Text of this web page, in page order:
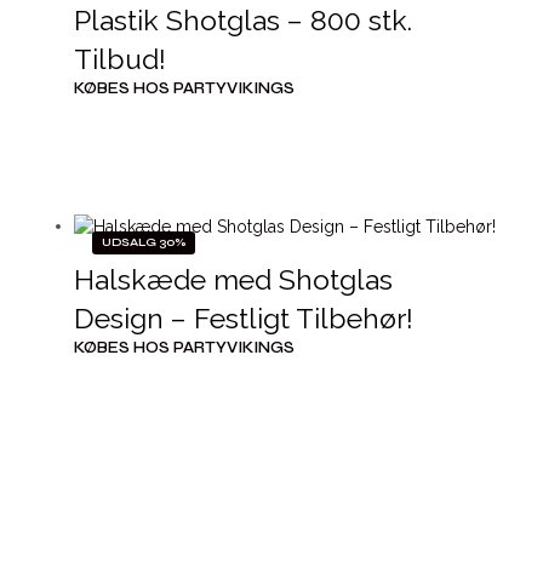
Plastik Shotglas – 800 stk.
Tilbud!
KØBES HOS PARTYVIKINGS
UDSALG 30%
Halskæde med Shotglas
Design – Festligt Tilbehør!
KØBES HOS PARTYVIKINGS